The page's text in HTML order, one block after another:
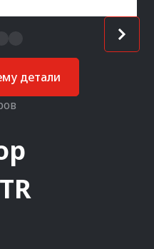
детали